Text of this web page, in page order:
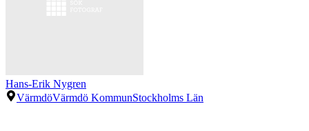
Hans-Erik Nygren
VärmdöVärmdö KommunStockholms Län